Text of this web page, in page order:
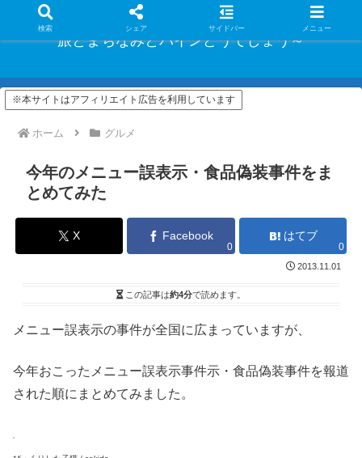
旅とまちなみとパインどうでしょう～
※本サイトはアフィリエイト広告を利用しています
ホーム グルメ
今年のメニュー誤表示・食品偽装事件をま
とめてみた
X Facebook
0
はてブ
0
2013.11.01
この記事は約4分で読めます。
メニュー誤表示の事件が全国に広まっていますが、
今年おこったメニュー誤表示事件示・食品偽装事件を報道
された順にまとめてみました。
検索 シェア サイドバー メニュー